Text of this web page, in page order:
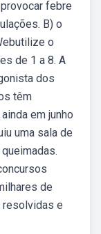
febre
B) o
o
de 1 a 8. A
dos
têm
em junho
uma sala de
de
e